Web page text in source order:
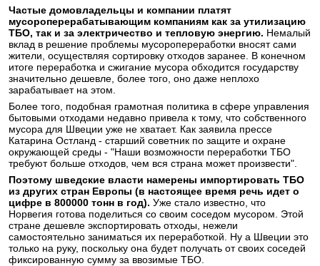
Частые домовладельцы и компании платят
мусороперерабатывающим компаниям как за утилизацию
ТБО, так и за электричество и тепловую энергию. Немалый
вклад в решение проблемы мусоропереработки вносят сами
жители, осуществляя сортировку отходов заранее. В конечном
итоге переработка и сжигание мусора обходится государству
значительно дешевле, более того, оно даже неплохо
зарабатывает на этом.
Более того, подобная грамотная политика в сфере управления
бытовыми отходами недавно привела к тому, что собственного
мусора для Швеции уже не хватает. Как заявила прессе
Катарина Остланд - старший советник по защите и охране
окружающей среды - "Наши возможности переработки ТБО
требуют больше отходов, чем вся страна может произвести".
Поэтому шведские власти намерены импортировать ТБО
из других стран Европы (в настоящее время речь идет о
цифре в 800000 тонн в год). Уже стало известно, что
Норвегия готова поделиться со своим соседом мусором. Этой
стране дешевле экспортировать отходы, нежели
самостоятельно заниматься их переработкой. Ну а Швеции это
только на руку, поскольку она будет получать от своих соседей
фиксированную сумму за ввозимые ТБО.